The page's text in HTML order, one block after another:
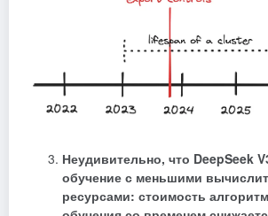
Неудивительно, что DeepSeek
обучение с меньшими
ресурсами: стоимость